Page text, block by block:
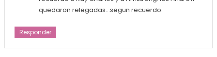
quedaron relegadas…segun recuerdo.
Responder